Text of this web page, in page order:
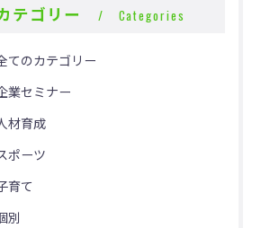
テゴリー Categories
てのカテゴリー
業セミナー
材育成
ポーツ
育て
別